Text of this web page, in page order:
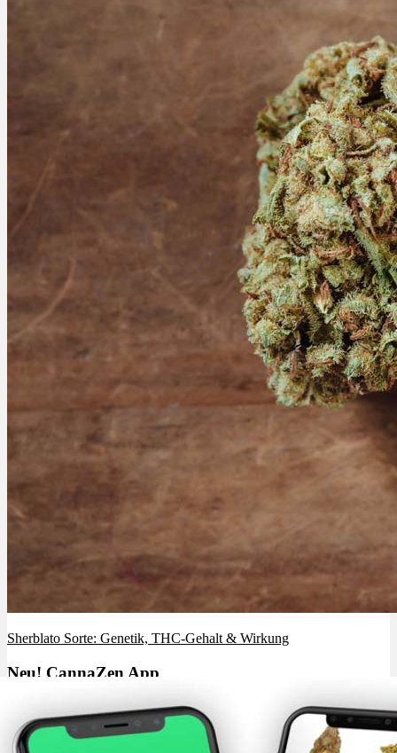
Sherblato Sorte: Genetik, THC-Gehalt & Wirkung
Neu! CannaZen App